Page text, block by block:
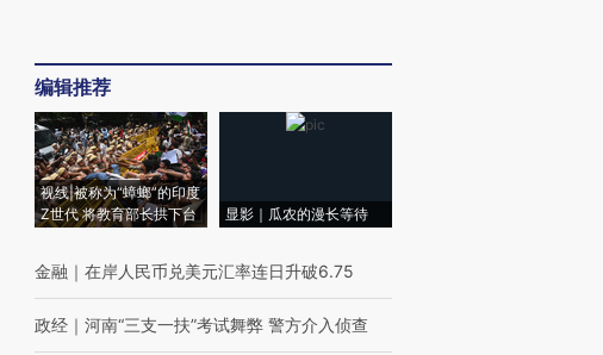
编辑推荐
视线|被称为“蟑螂”的印度
Z世代 将教育部长拱下台
显影｜瓜农的漫长等待
金融 ｜ 在岸人民币兑美元汇率连日升破6.75
政经 ｜ 河南“三支一扶”考试舞弊 警方介入侦查